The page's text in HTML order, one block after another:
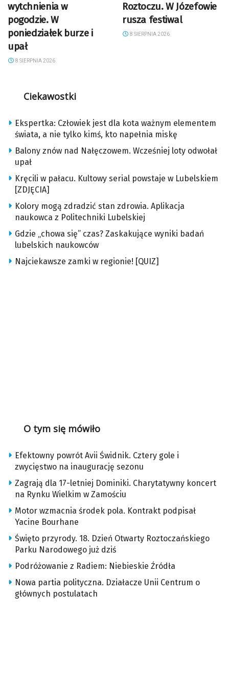
wytchnienia w
pogodzie. W
poniedziałek burze i
upał
8 SIERPNIA 2026
Roztoczu. W Józefowie
rusza festiwal
8 SIERPNIA 2026
Ciekawostki
Ekspertka: Człowiek jest dla kota ważnym elementem
świata, a nie tylko kimś, kto napełnia miskę
Balony znów nad Nałęczowem. Wcześniej loty odwołał
upał
Kręcili w pałacu. Kultowy serial powstaje w Lubelskiem
[ZDJĘCIA]
Kolory mogą zdradzić stan zdrowia. Aplikacja
naukowca z Politechniki Lubelskiej
Gdzie „chowa się” czas? Zaskakujące wyniki badań
lubelskich naukowców
Najciekawsze zamki w regionie! [QUIZ]
O tym się mówiło
Efektowny powrót Avii Świdnik. Cztery gole i
zwycięstwo na inaugurację sezonu
Zagrają dla 17-letniej Dominiki. Charytatywny koncert
na Rynku Wielkim w Zamościu
Motor wzmacnia środek pola. Kontrakt podpisał
Yacine Bourhane
Święto przyrody. 18. Dzień Otwarty Roztoczańskiego
Parku Narodowego już dziś
Podróżowanie z Radiem: Niebieskie Źródła
Nowa partia polityczna. Działacze Unii Centrum o
głównych postulatach